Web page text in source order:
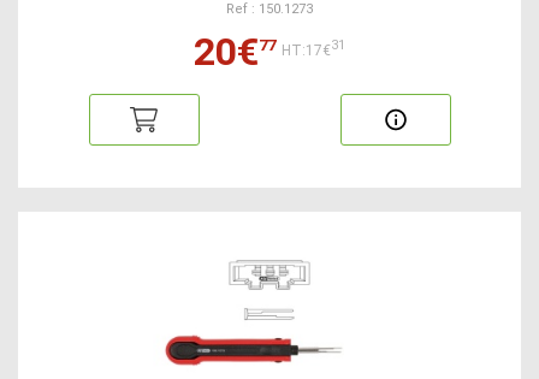
Ref : 150.1273
20€77 HT:17€31